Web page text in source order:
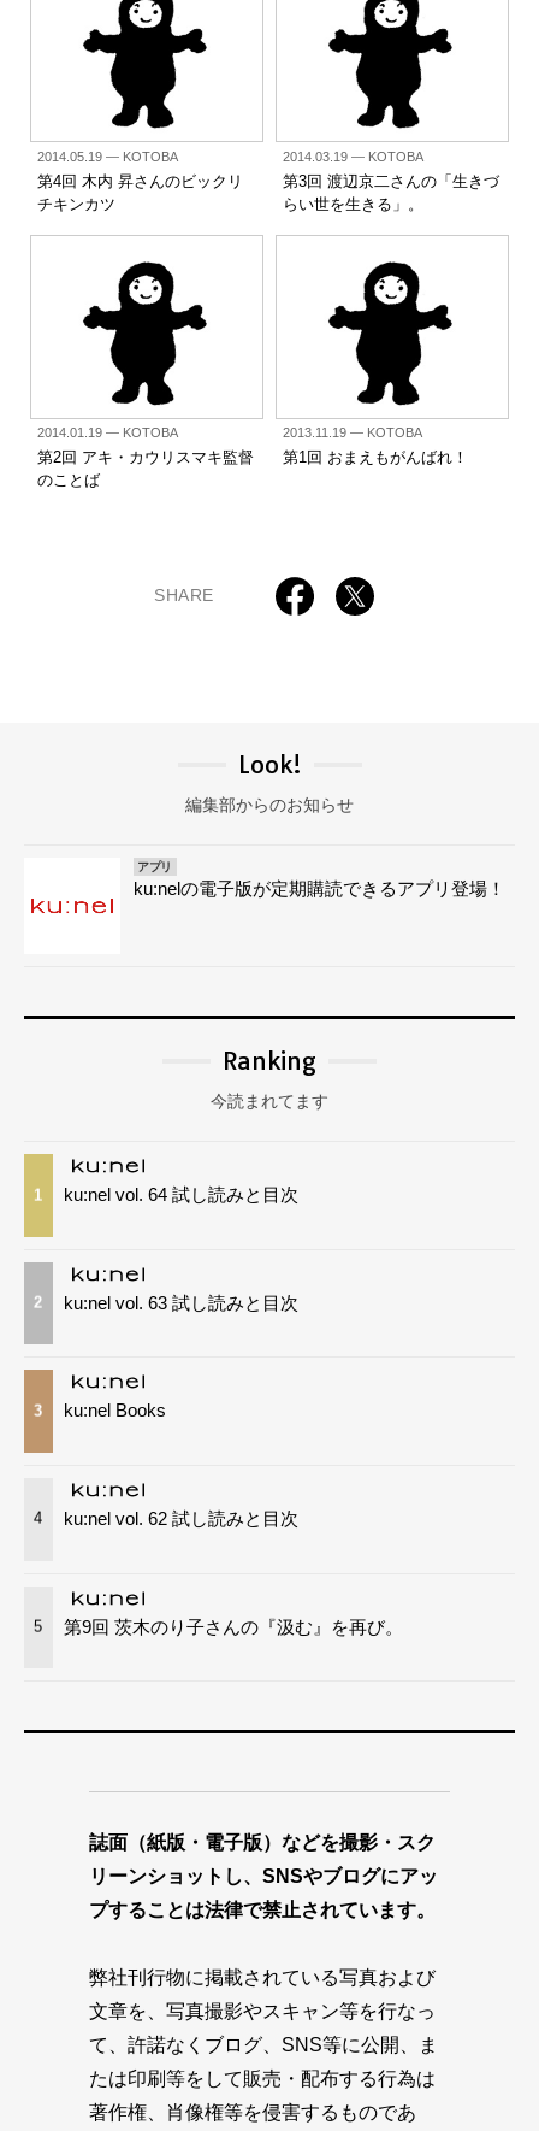
2014.05.19— KOTOBA
第4回 木内 昇さんのビックリ
チキンカツ
2014.03.19— KOTOBA
第3回 渡辺京二さんの「生きづ
らい世を生きる」。
2014.01.19— KOTOBA
第2回 アキ・カウリスマキ監督
のことば
2013.11.19— KOTOBA
第1回 おまえもがんばれ！
SHARE
Look!
編集部からのお知らせ
アプリ
ku:nelの電子版が定期購読できるアプリ登場！
Ranking
今読まれてます
1 ku:nel vol. 64 試し読みと目次
2 ku:nel vol. 63 試し読みと目次
3 ku:nel Books
4 ku:nel vol. 62 試し読みと目次
5 第9回 茨木のり子さんの『汲む』を再び。
誌面（紙版・電子版）などを撮影・スク
リーンショットし、SNSやブログにアッ
プすることは法律で禁止されています。
弊社刊行物に掲載されている写真および
文章を、写真撮影やスキャン等を行なっ
て、許諾なくブログ、SNS等に公開、ま
たは印刷等をして販売・配布する行為は
著作権、肖像権等を侵害するものであ